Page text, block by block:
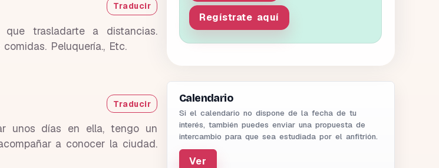
Traducir
trasladarte a distancias.
Peluquería., Etc.
Traducir
unos días en ella, tengo un
a conocer la ciudad.
Regístrate aquí
Calendario
Si el calendario no dispone de la fecha de tu
interés, también puedes enviar una propuesta de
intercambio para que sea estudiada por el anfitrión.
Ver